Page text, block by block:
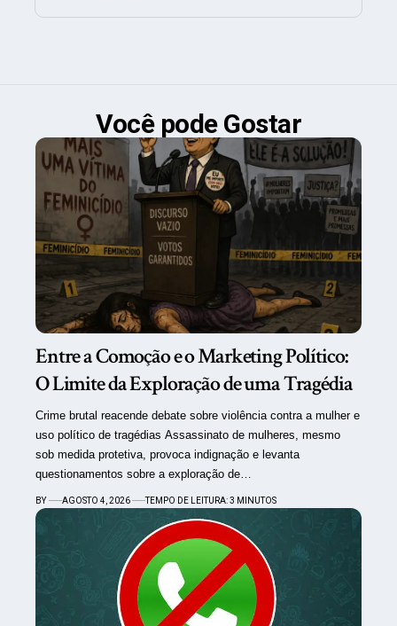
Você pode Gostar
Entre a Comoção e o Marketing Político:
O Limite da Exploração de uma Tragédia
Crime brutal reacende debate sobre violência contra a mulher e
uso político de tragédias Assassinato de mulheres, mesmo
sob medida protetiva, provoca indignação e levanta
questionamentos sobre a exploração de…
BY AGOSTO 4, 2026 TEMPO DE LEITURA: 3 MINUTOS